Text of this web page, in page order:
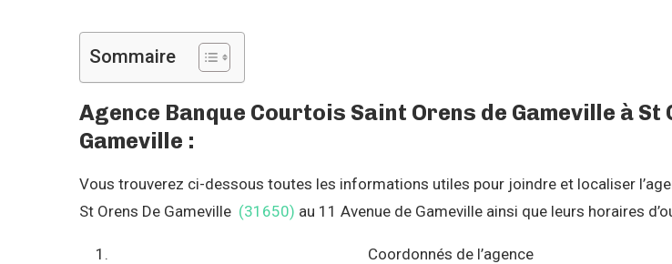
Sommaire
Agence Banque Courtois Saint Orens de Gameville à St
Gameville :
Vous trouverez ci-dessous toutes les informations utiles pour joindre et localiser
St Orens De Gameville (31650) au 11 Avenue de Gameville ainsi que leurs horaires
Coordonnés de l’agence